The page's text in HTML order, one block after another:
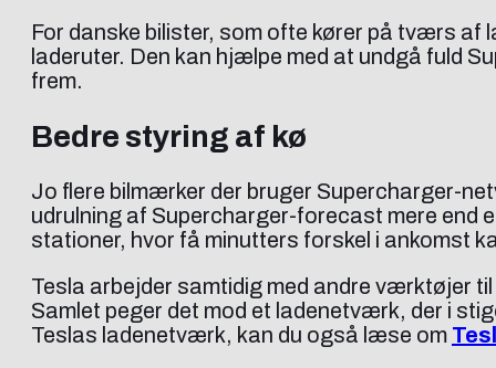
For danske bilister, som ofte kører på tværs af
laderuter. Den kan hjælpe med at undgå fuld
frem.
Bedre styring af kø
Jo flere bilmærker der bruger Supercharger-
udrulning af Supercharger-forecast mere end
stationer, hvor få minutters forskel i ankomst
Tesla arbejder samtidig med andre værktøjer
Samlet peger det mod et ladenetværk, der i
Teslas ladenetværk, kan du også læse om